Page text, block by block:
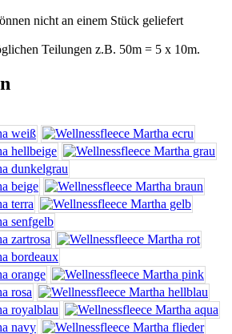
nicht an einem Stück geliefert
Teilungen z.B. 50m = 5 x 10m.